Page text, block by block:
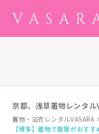
京都、浅草着物レンタ
着物・浴衣レンタルVASARA
【博多】着物で散策がおす